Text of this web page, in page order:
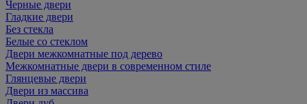
Черные двери
Гладкие двери
Без стекла
Белые со стеклом
Двери межкомнатные под дерево
Межкомнатные двери в современном стиле
Глянцевые двери
Двери из массива